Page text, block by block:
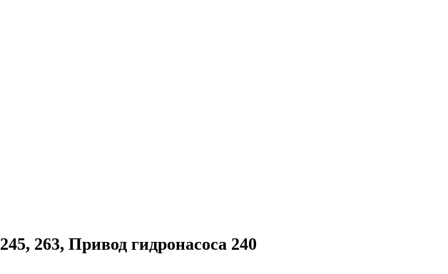
263, Привод гидронасоса 240